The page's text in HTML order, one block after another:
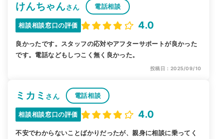
けんちゃんさん 電話相談
相談相談窓口の評価 4.0
良かったです。スタッフの応対やアフターサポートが良かった
です。電話などもしつこく無く良かった。
投稿日：2025/09/10
ミカミ さん 電話相談
相談相談窓口の評価 4.0
不安でわからないことばかりだったが、親身に相談に乗ってく